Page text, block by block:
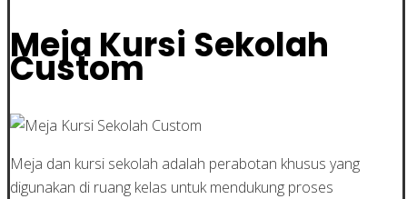
Meja Kursi Sekolah
Custom
Meja dan kursi sekolah adalah perabotan khusus yang
digunakan di ruang kelas untuk mendukung proses